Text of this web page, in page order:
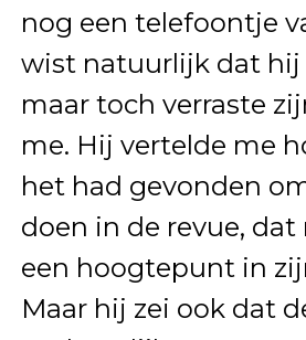
nog een telefoontje
wist natuurlijk dat hij
maar toch verraste
me. Hij vertelde me
het had gevonden
doen in de revue,
een hoogtepunt in
Maar hij zei ook dat